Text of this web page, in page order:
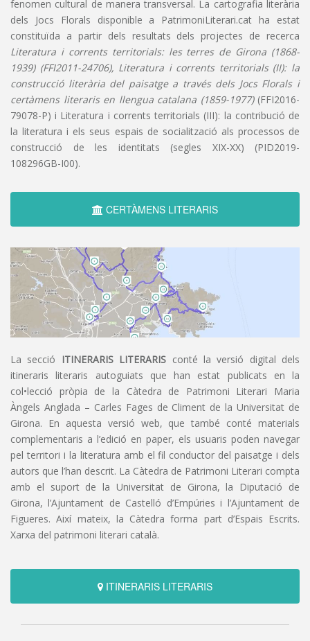
fenomen cultural de manera transversal. La cartografia literària
dels Jocs Florals disponible a PatrimoniLiterari.cat ha estat
constituïda a partir dels resultats dels projectes de recerca
Literatura i corrents territorials: les terres de Girona (1868-
1939) (FFI2011-24706), Literatura i corrents territorials (II): la
construcció literària del paisatge a través dels Jocs Florals i
certàmens literaris en llengua catalana (1859-1977)(FFI2016-
79078-P) i Literatura i corrents territorials (III): la contribució de
la literatura i els seus espais de socialització als processos de
construcció de les identitats (segles XIX-XX) (PID2019-
108296GB-I00).
CERTÀMENS LITERARIS
La secció ITINERARIS LITERARIS conté la versió digital dels
itineraris literaris autoguiats que han estat publicats en la
col•lecció pròpia de la Càtedra de Patrimoni Literari Maria
Àngels Anglada – Carles Fages de Climent de la Universitat de
Girona. En aquesta versió web, que també conté materials
complementaris a l’edició en paper, els usuaris poden navegar
pel territori i la literatura amb el fil conductor del paisatge i dels
autors que l’han descrit. La Càtedra de Patrimoni Literari compta
amb el suport de la Universitat de Girona, la Diputació de
Girona, l’Ajuntament de Castelló d’Empúries i l’Ajuntament de
Figueres. Així mateix, la Càtedra forma part d’Espais Escrits.
Xarxa del patrimoni literari català.
ITINERARIS LITERARIS